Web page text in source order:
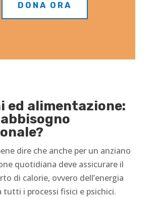
DONA ORA
ed alimentazione:
dire che anche per un anziano
quotidiana deve assicurare il
di calorie, ovvero dell’energia
tutti i processi fisici e psichici.